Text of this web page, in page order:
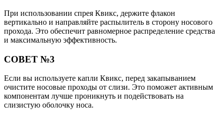
При использовании спрея Квикс, держите флакон
вертикально и направляйте распылитель в сторону носового
прохода. Это обеспечит равномерное распределение средства
и максимальную эффективность.
СОВЕТ №3
Если вы используете капли Квикс, перед закапыванием
очистите носовые проходы от слизи. Это поможет активным
компонентам лучше проникнуть и подействовать на
слизистую оболочку носа.